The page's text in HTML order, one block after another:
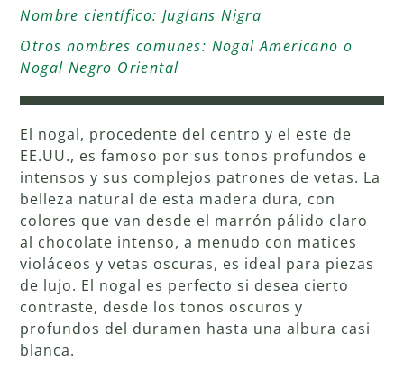
Nombre científico: Juglans Nigra
Otros nombres comunes: Nogal Americano o
Nogal Negro Oriental
El nogal, procedente del centro y el este de
EE.UU., es famoso por sus tonos profundos e
intensos y sus complejos patrones de vetas. La
belleza natural de esta madera dura, con
colores que van desde el marrón pálido claro
al chocolate intenso, a menudo con matices
violáceos y vetas oscuras, es ideal para piezas
de lujo. El nogal es perfecto si desea cierto
contraste, desde los tonos oscuros y
profundos del duramen hasta una albura casi
blanca.